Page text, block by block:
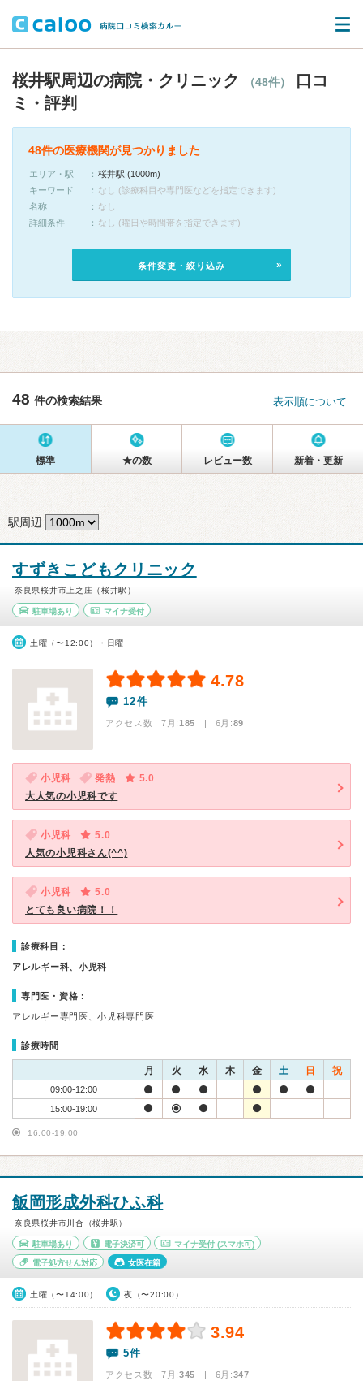
桜井駅周辺の病院・クリニック （48件）
口コ
ミ・評判
48件の医療機関が見つかりました
エリア・駅
桜井駅 (1000m)
キーワード
なし (診療科目や専門医などを指定できます)
名称
なし
詳細条件
なし (曜日や時間帯を指定できます)
条件変更・絞り込み
48 件の検索結果 表示順について
標準 ★の数 レビュー数 新着・更新
駅周辺
すずきこどもクリニック
奈良県桜井市上之庄（桜井駅）
駐車場あり マイナ受付
土曜（〜12:00）・日曜
4.78
12件
アクセス数 7月:185 | 6月:89
小児科 発熱
5.0
大人気の小児科です
小児科
5.0
人気の小児科さん(^^)
小児科
5.0
とても良い病院！！
診療科目：
アレルギー科、小児科
専門医・資格：
アレルギー専門医、小児科専門医
診療時間
月 火 水 木 金 土 日 祝
09:00-12:00
15:00-19:00
16:00-19:00
飯岡形成外科ひふ科
奈良県桜井市川合（桜井駅）
駐車場あり 電子決済可 マイナ受付 (スマホ可)
電子処方せん対応 女医在籍
土曜（〜14:00） 夜（〜20:00）
3.94
5件
アクセス数 7月:345 | 6月:347